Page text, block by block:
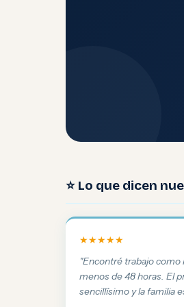
⭐ Lo que dicen
★★★★★
"Encontré trabajo como
menos de 48 horas. El
sencillísimo y la familia